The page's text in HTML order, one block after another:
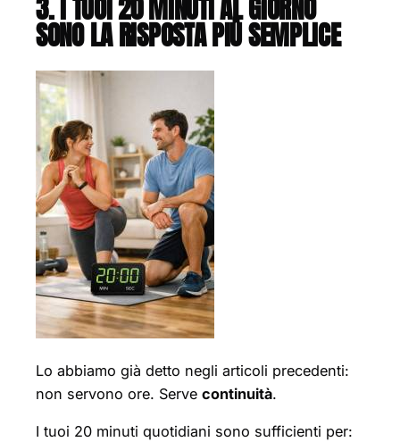
3. I TUOI 20 MINUTI AL GIORNO
SONO LA RISPOSTA PIÙ SEMPLICE
Lo abbiamo già detto negli articoli precedenti:
non servono ore. Serve continuità.
I tuoi 20 minuti quotidiani sono sufficienti per: